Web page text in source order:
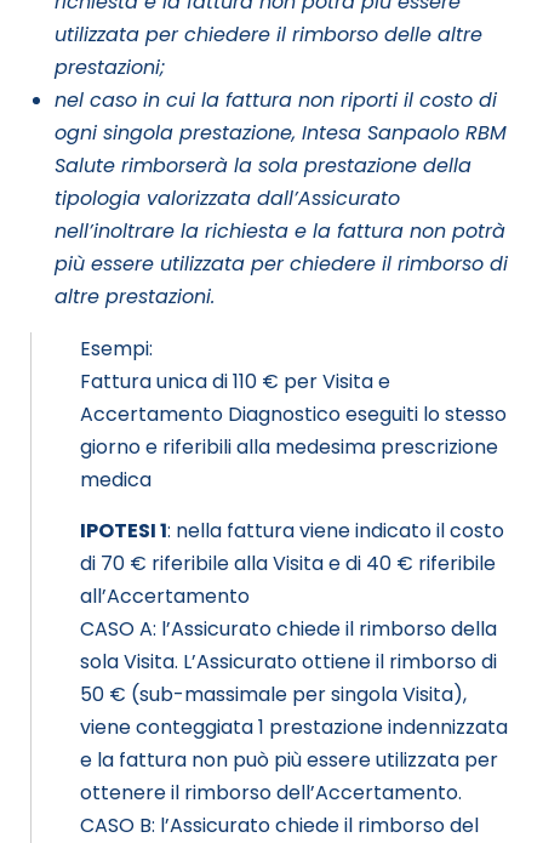
utilizzata per chiedere il rimborso delle altre
prestazioni;
nel caso in cui la fattura non riporti il costo di
ogni singola prestazione, Intesa Sanpaolo RBM
Salute rimborserà la sola prestazione della
tipologia valorizzata dall’Assicurato
nell’inoltrare la richiesta e la fattura non potrà
più essere utilizzata per chiedere il rimborso di
altre prestazioni.
Esempi:
Fattura unica di 110 € per Visita e
Accertamento Diagnostico eseguiti lo stesso
giorno e riferibili alla medesima prescrizione
medica
IPOTESI 1: nella fattura viene indicato il costo
di 70 € riferibile alla Visita e di 40 € riferibile
all’Accertamento
CASO A: l’Assicurato chiede il rimborso della
sola Visita. L’Assicurato ottiene il rimborso di
50 € (sub-massimale per singola Visita),
viene conteggiata 1 prestazione indennizzata
e la fattura non può più essere utilizzata per
ottenere il rimborso dell’Accertamento.
CASO B: l’Assicurato chiede il rimborso del